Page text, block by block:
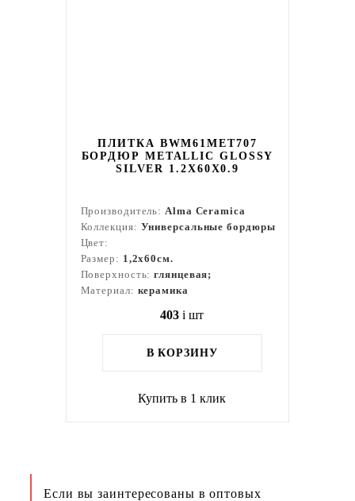
ПЛИТКА BWM61MET707
БОРДЮР METALLIC GLOSSY
SILVER 1.2X60X0.9
Производитель:Alma Ceramica
Коллекция: Универсальные бордюры
Цвет:
Размер: 1,2x60см.
Поверхность:глянцевая;
Материал: керамика
403 i шт
В КОРЗИНУ
Купить в 1 клик
Если вы заинтересованы в оптовых